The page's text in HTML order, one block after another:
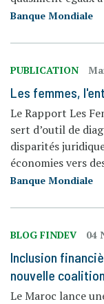
Banque Mondiale
PUBLICATION
Les femmes,
Le Rapport Les
sert d’outil de
disparités
économies vers
Banque Mondiale
BLOG FINDEV 04
Inclusion
nouvelle
Le Maroc lance